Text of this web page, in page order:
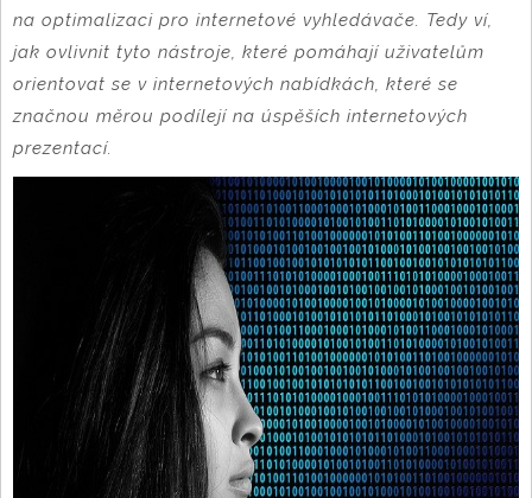
na optimalizaci pro internetové vyhledávače. Tedy ví,
jak ovlivnit tyto nástroje, které pomáhají uživatelům
orientovat se v internetových nabídkách, které se
značnou měrou podílejí na úspěších internetových
prezentací.